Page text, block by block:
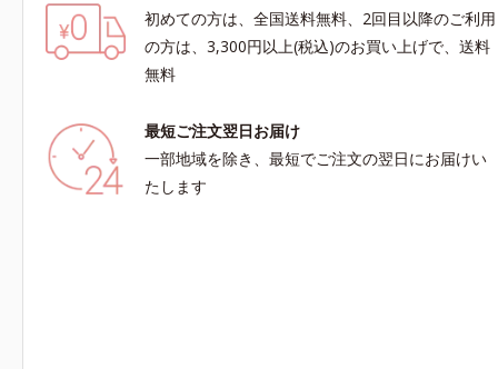
初めての方は、全国送料無料、2回目以降のご利用
の方は、3,300円以上(税込)のお買い上げで、送料
無料
最短ご注文翌日お届け
一部地域を除き、最短でご注文の翌日にお届けい
たします